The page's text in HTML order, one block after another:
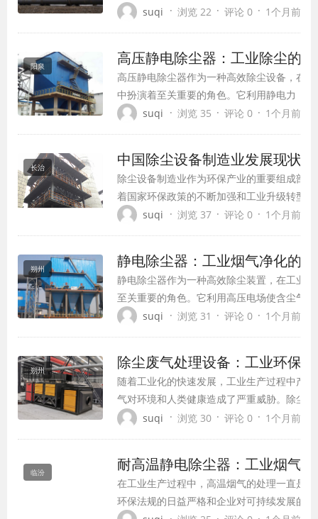
去除烟气中的粉尘颗粒、有害气体以及微生
suqi · 浏览 22 · 评论 0 · 1个月前
阳泉 高压静电除尘器：工业除尘的
高压静电除尘器作为一种高效除尘设备，在
中扮演着至关重要的角色。它利用静电力（
的粉尘或液滴分离出来，也被称为电除尘器
建材、轻工等多个行业不可或缺的...
suqi · 浏览 35 · 评论 0 · 1个月前
长治 中国除尘设备制造业发展现状
除尘设备制造业作为环保产业的重要组成部
着国家环保政策的不断加强和工业升级转型
呈现出蓬勃发展的态势。从传统除尘设备制
术成熟、服务完善的专业队伍。
suqi · 浏览 37 · 评论 0 · 1个月前
朔州 静电除尘器：工业烟气净化的
静电除尘器作为一种高效除尘装置，在工业
至关重要的角色。它利用高压电场使含尘气
电，并在电场力作用下被集尘极板捕获，从
泥、化工等行业不可或缺的环保设...
suqi · 浏览 31 · 评论 0 · 1个月前
朔州 除尘废气处理设备：工业环保
随着工业化的快速发展，工业生产过程中产
气对环境和人类健康造成了严重威胁。除尘
作为工业环保的重要装备，其应用和发展对
发展趋势。
suqi · 浏览 30 · 评论 0 · 1个月前
临汾 耐高温静电除尘器：工业烟气
在工业生产过程中，高温烟气的处理一直是
环保法规的日益严格和企业对可持续发展的